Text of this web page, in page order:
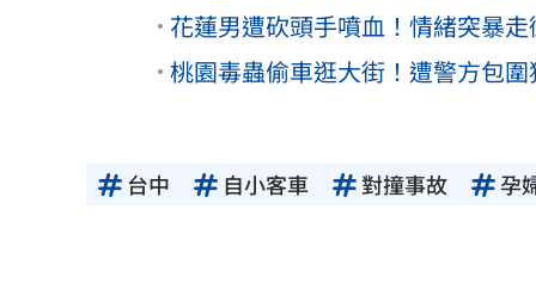
花蓮男遭砍頭手噴血！情緒突暴
桃園毒蟲偷車逛大街！遭警方包
台中 自小客車 對撞事故 孕